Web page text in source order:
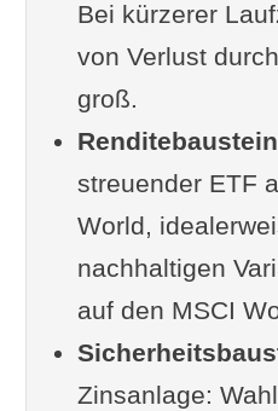
Bei kürzerer
von Verlust
groß.
Renditebaustein
streuender ETF
World,
nachhaltigen
auf den MSCI
Zinsanlage: